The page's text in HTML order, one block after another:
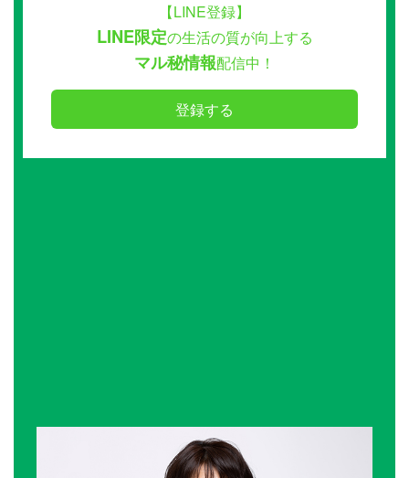
【LINE登録】
LINE限定の生活の質が向上する
マル秘情報配信中！
登録する